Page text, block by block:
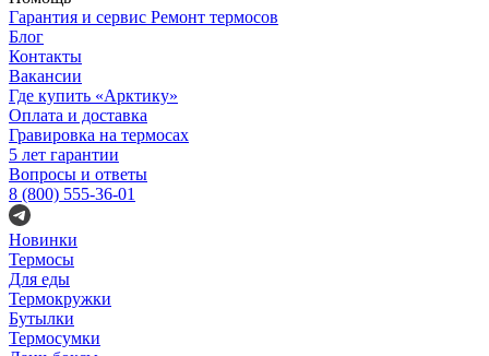
Гарантия и сервис Ремонт термосов
Блог
Контакты
Вакансии
Где купить «Арктику»
Оплата и доставка
Гравировка на термосах
5 лет гарантии
Вопросы и ответы
8 (800) 555-36-01
Новинки
Термосы
Для еды
Термокружки
Бутылки
Термосумки